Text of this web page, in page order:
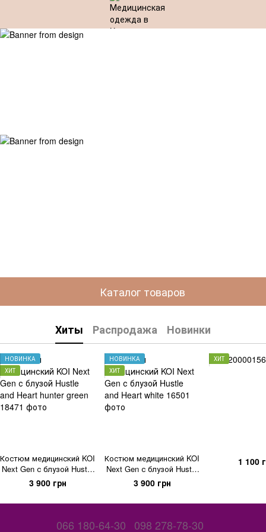
Каталог товаров
Хиты Распродажа Новинки
НОВИНКА
ХИТ
Костюм медицинский KOI
Next Gen с блузой Hustle
and Heart hunter green
3 900 грн
НОВИНКА
ХИТ
Костюм медицинский KOI
Next Gen с блузой Hustle
and Heart white
3 900 грн
ХИТ
1 100
066 180-64-30 098 278-78-30